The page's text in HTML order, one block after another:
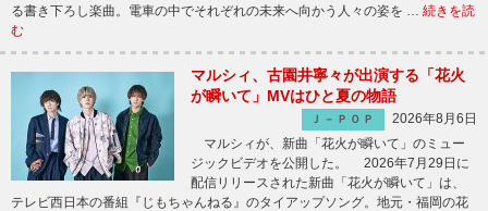
る書き下ろし楽曲。電車の中でそれぞれの未来へ向かう人々の姿を … 続きを読
む
マルシィ、古園井寧々が出演する「花火
が瞬いて」MVはひと夏の物語
Ｊ－ＰＯＰ
2026年8月6日
マルシィが、新曲「花火が瞬いて」のミュー
ジックビデオを公開した。 2026年7月29日に
配信リリースされた新曲「花火が瞬いて」は、
テレビ西日本の番組『じもちゃんねる』のタイアップソング。地元・福岡の花